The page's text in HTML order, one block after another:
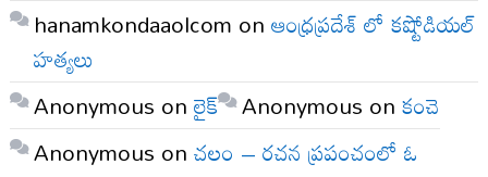
hanamkondaaolcom onఆంధ్రప్రదేశ్ లో కష్టోడియల్
హత్యలు
Anonymous onలైక్ Anonymous onకంచె
Anonymous onచలం – రచన ప్రపంచంలో ఓ